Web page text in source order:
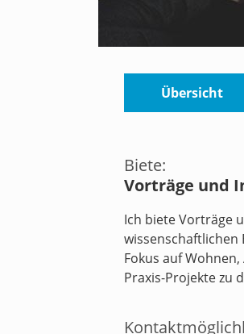
Übersicht
Biete:
Vorträge und
Ich biete Vorträge
wissenschaftlichen
Fokus auf
Praxis-Projekte zu